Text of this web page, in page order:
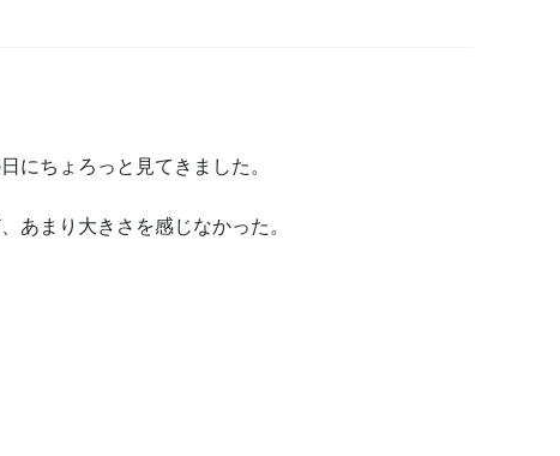
にちょろっと見てきました。
あまり大きさを感じなかった。